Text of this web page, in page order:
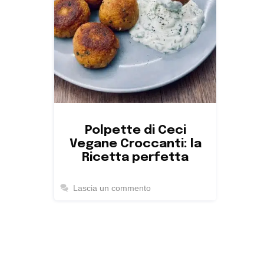
Polpette di Ceci
Vegane Croccanti: la
Ricetta perfetta
Lascia un commento